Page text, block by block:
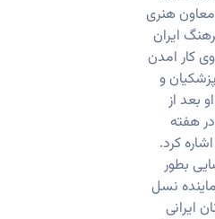
هنری
ایران
کار امدن
و
بعد از
هفته
کرد.
بطور
نسل
ایرانی